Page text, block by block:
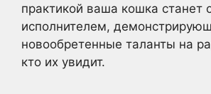
практикой ваша кошка станет
исполнителем,
новообретенные таланты на
кто их увидит.